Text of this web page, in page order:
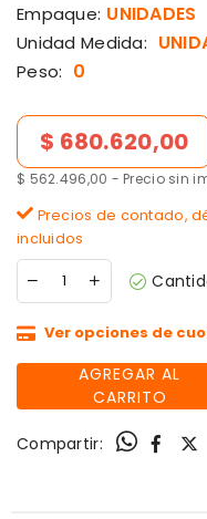
Empaque: UNIDADES
Unidad Medida:
Peso: 0
Precio de lista
$ 680.620,00
$ 562.496,00 - Precio sin
Precios de contado,
incluidos
Ver opciones de
AGREGAR AL
CARRITO
Compartir: